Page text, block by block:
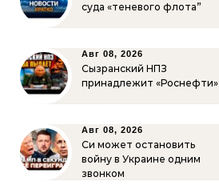
суда «теневого флота”
Авг 08, 2026
Сызранский НПЗ
принадлежит «Роснефти»
Авг 08, 2026
Си может остановить
войну в Украине одним
звонком